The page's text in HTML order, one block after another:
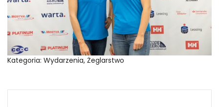
Kategoria: Wydarzenia, Żeglarstwo